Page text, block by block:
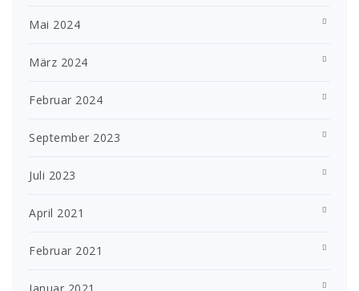
Mai 2024
März 2024
Februar 2024
September 2023
Juli 2023
April 2021
Februar 2021